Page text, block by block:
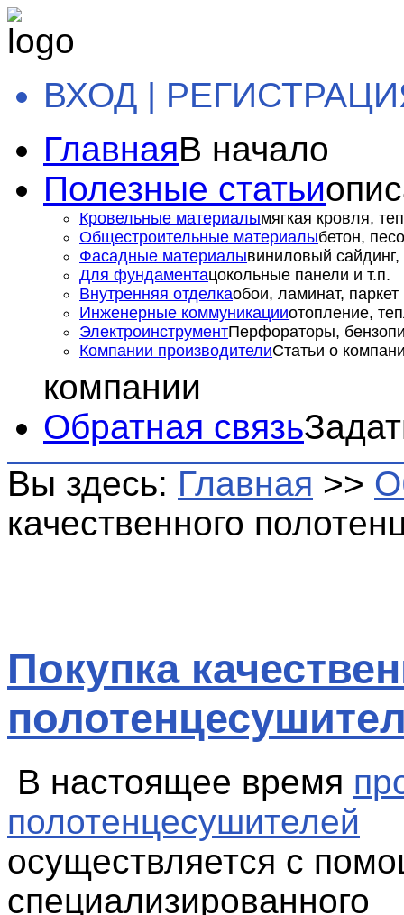
ВХОД |
ГлавнаяВ начало
Полезные статьи
Кровельные материалымягкая кровля,
Общестроительные материалыбетон,
Фасадные материалывиниловый сайдинг,
Для фундаментацокольные панели и т.п.
Внутренняя отделкаобои, ламинат, паркет
Инженерные коммуникацииотопление,
ЭлектроинструментПерфораторы,
Компании производителиСтатьи о
компании
Обратная связь
Вы здесь: Главная >>
качественного
Покупка
В настоящее время
полотенцесушителей
осуществляется с
специализированного